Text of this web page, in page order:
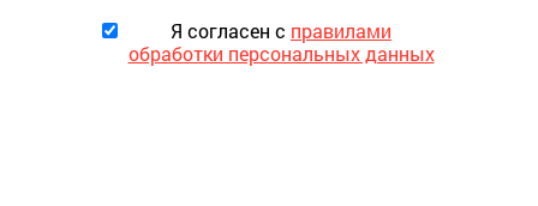
Я согласен с правилами
обработки персональных данных